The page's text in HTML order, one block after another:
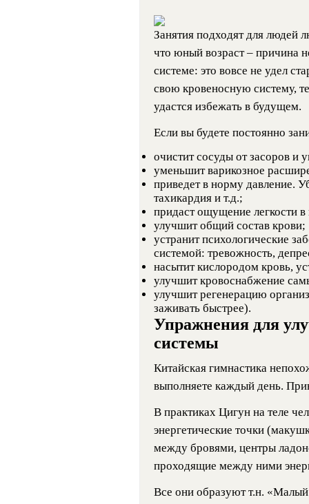
Занятия подходят для людей
что юный возраст – причина
системе: это вовсе не удел
свою кровеносную систему,
удастся избежать в будущем.
Если вы будете постоянно
очистит сосуды от засоров и
уменьшит варикозное
приведет в норму давление.
тахикардия и т.д.;
придаст ощущение легкости в
улучшит общий состав крови;
устранит психологические
системой: тревожность,
насытит кислородом кровь,
улучшит кровоснабжение
улучшит регенерацию
заживать быстрее).
Упражнения для
системы
Китайская гимнастика
выполняете каждый день.
В практиках Цигун на теле
энергетические точки
между бровями, центры
проходящие между ними
Все они образуют т.н.